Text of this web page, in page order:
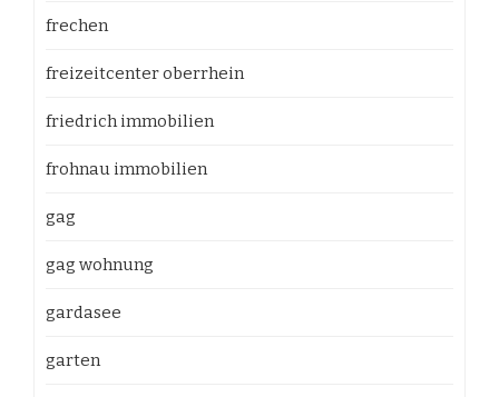
frechen
freizeitcenter oberrhein
friedrich immobilien
frohnau immobilien
gag
gag wohnung
gardasee
garten